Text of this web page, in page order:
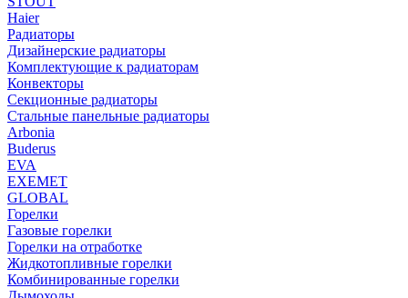
Haier
Радиаторы
Дизайнерские радиаторы
Комплектующие к радиаторам
Конвекторы
Секционные радиаторы
Стальные панельные радиаторы
Arbonia
Buderus
EVA
EXEMET
GLOBAL
Горелки
Газовые горелки
Горелки на отработке
Жидкотопливные горелки
Комбинированные горелки